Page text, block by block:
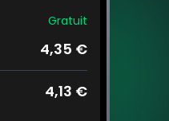
Gratuit
4,35 €
4,13 €